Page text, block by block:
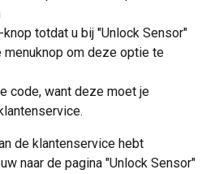
knop totdat u bij "Unlock Sensor"
menuknop om deze optie te
code, want deze moet je
de klantenservice hebt
naar de pagina "Unlock Sensor"